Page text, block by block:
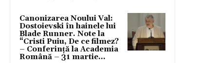
Canonizarea Noului Val:
Dostoievski în hainele lui
Blade Runner. Note la
“Cristi Puiu, De ce filmez?
– Conferință la Academia
Română – 31 martie...